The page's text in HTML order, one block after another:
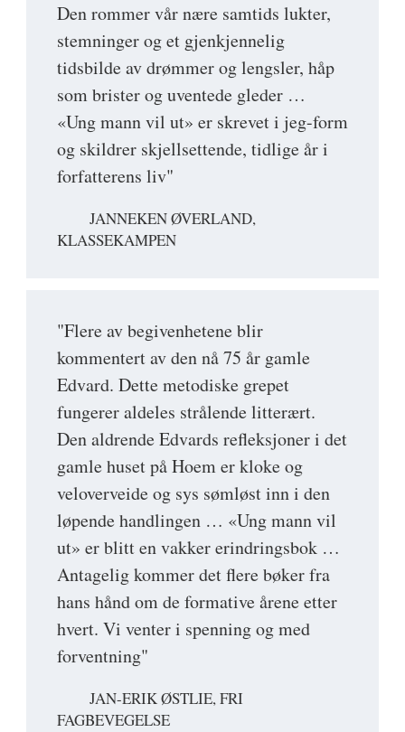
Den rommer vår nære samtids lukter,
stemninger og et gjenkjennelig
tidsbilde av drømmer og lengsler, håp
som brister og uventede gleder …
«Ung mann vil ut» er skrevet i jeg-form
og skildrer skjellsettende, tidlige år i
forfatterens liv"
JANNEKEN ØVERLAND,
KLASSEKAMPEN
"Flere av begivenhetene blir
kommentert av den nå 75 år gamle
Edvard. Dette metodiske grepet
fungerer aldeles strålende litterært.
Den aldrende Edvards refleksjoner i det
gamle huset på Hoem er kloke og
veloverveide og sys sømløst inn i den
løpende handlingen … «Ung mann vil
ut» er blitt en vakker erindringsbok …
Antagelig kommer det flere bøker fra
hans hånd om de formative årene etter
hvert. Vi venter i spenning og med
forventning"
JAN-ERIK ØSTLIE, FRI
FAGBEVEGELSE